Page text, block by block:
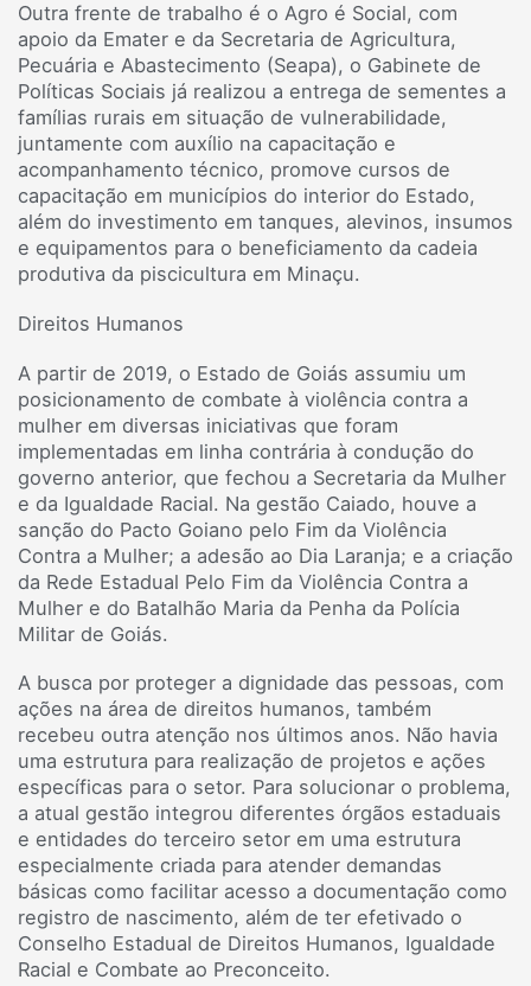
Outra frente de trabalho é o Agro é Social, com
apoio da Emater e da Secretaria de Agricultura,
Pecuária e Abastecimento (Seapa), o Gabinete de
Políticas Sociais já realizou a entrega de sementes a
famílias rurais em situação de vulnerabilidade,
juntamente com auxílio na capacitação e
acompanhamento técnico, promove cursos de
capacitação em municípios do interior do Estado,
além do investimento em tanques, alevinos, insumos
e equipamentos para o beneficiamento da cadeia
produtiva da piscicultura em Minaçu.
Direitos Humanos
A partir de 2019, o Estado de Goiás assumiu um
posicionamento de combate à violência contra a
mulher em diversas iniciativas que foram
implementadas em linha contrária à condução do
governo anterior, que fechou a Secretaria da Mulher
e da Igualdade Racial. Na gestão Caiado, houve a
sanção do Pacto Goiano pelo Fim da Violência
Contra a Mulher; a adesão ao Dia Laranja; e a criação
da Rede Estadual Pelo Fim da Violência Contra a
Mulher e do Batalhão Maria da Penha da Polícia
Militar de Goiás.
A busca por proteger a dignidade das pessoas, com
ações na área de direitos humanos, também
recebeu outra atenção nos últimos anos. Não havia
uma estrutura para realização de projetos e ações
específicas para o setor. Para solucionar o problema,
a atual gestão integrou diferentes órgãos estaduais
e entidades do terceiro setor em uma estrutura
especialmente criada para atender demandas
básicas como facilitar acesso a documentação como
registro de nascimento, além de ter efetivado o
Conselho Estadual de Direitos Humanos, Igualdade
Racial e Combate ao Preconceito.